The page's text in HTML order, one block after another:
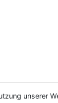
unserer